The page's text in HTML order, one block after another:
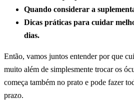
Quando considerar a
Dicas práticas para cuidar
dias.
Então, vamos juntos entender por que
muito além de simplesmente trocar os
começa também no prato e pode fazer
prazo.